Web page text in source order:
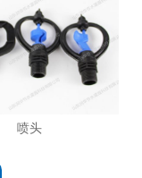
喷头